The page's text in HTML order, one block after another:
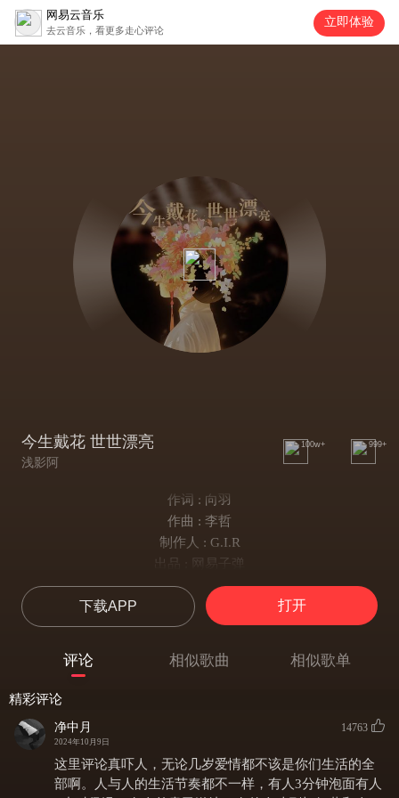
网易云音乐
去云音乐，看更多走心评论
立即体验
今生戴花 世世漂亮
浅影阿
100w+ 999+
作词 : 向羽
作曲 : 李哲
制作人 : G.I.R
出品 : 网易子弹
今生戴花世世漂亮
你簪一朵春天一世无忧伤
马面裙花衬衣
倒挂的福字还残留着墨香
妈祖庙的香火弥漫过弄堂
簪花阿婆坐着板凳晒太阳
下载APP 打开
评论 相似歌曲 相似歌单
精彩评论
净中月
2024年10月9日
14763
这里评论真吓人，无论几岁爱情都不该是你们生活的全
部啊。人与人的生活节奏都不一样，有人3分钟泡面有人